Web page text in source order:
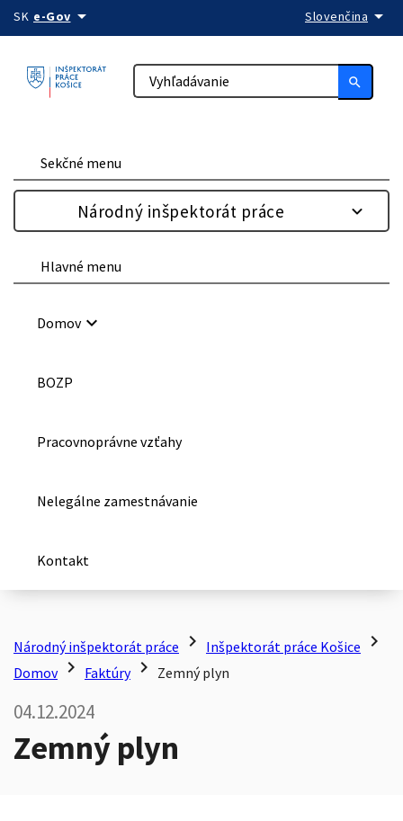
Preskočiť na obsah
SK e-Govarrow_drop_down Slovenčina arrow_drop_down
search
Sekčné menu
Národný inšpektorát práce
Hlavné menu
Domovkeyboard_arrow_down
BOZP
Pracovnoprávne vzťahy
Nelegálne zamestnávanie
Kontakt
Národný inšpektorát práce chevron_right Inšpektorát práce Košice chevron_right
Domov chevron_right Faktúry chevron_right Zemný plyn
04.12.2024
Zemný plyn